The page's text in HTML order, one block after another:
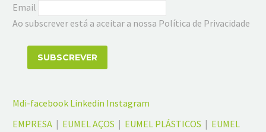
Email
Ao subscrever está a aceitar a nossa Política de Privacidade
Mdi-facebook Linkedin Instagram
EMPRESA | EUMEL AÇOS | EUMEL PLÁSTICOS | EUMEL